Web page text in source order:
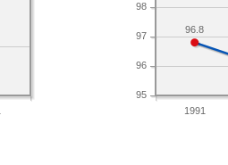
1991
95
96
97
98
96.8